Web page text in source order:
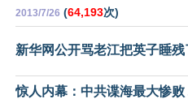
2013/7/26 (64,193次)
新华网公开骂老江把英子睡残
惊人内幕：中共谍海最大惨败